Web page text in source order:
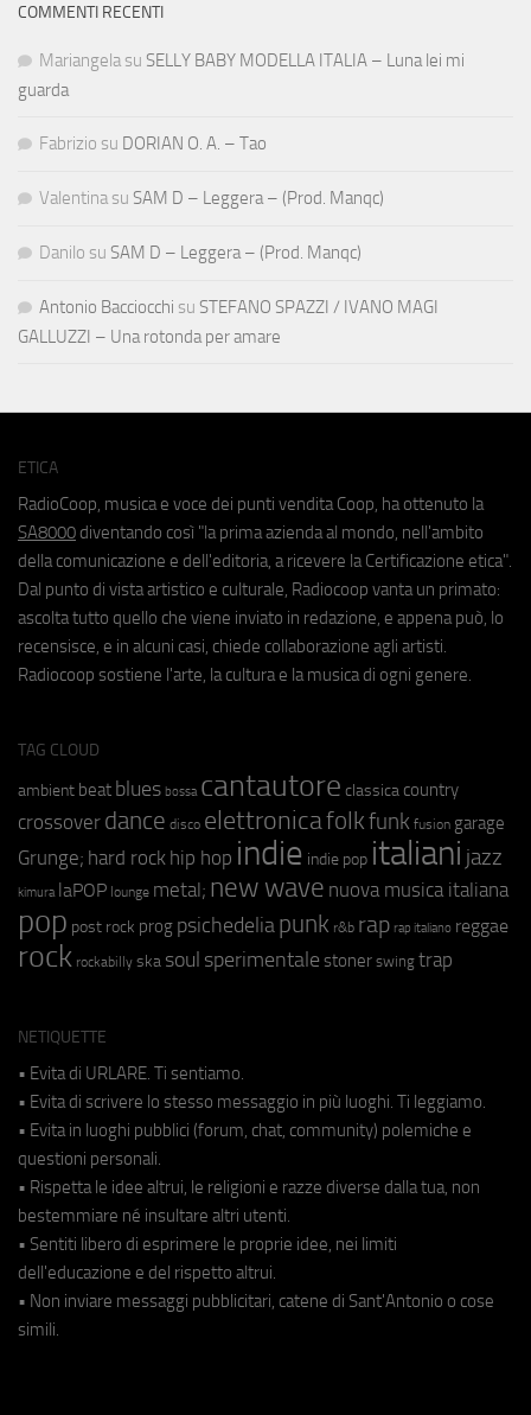
COMMENTI RECENTI
Mariangela su SELLY BABY MODELLA ITALIA – Luna lei mi
guarda
Fabrizio su DORIAN O. A. – Tao
Valentina su SAM D – Leggera – (Prod. Manqc)
Danilo su SAM D – Leggera – (Prod. Manqc)
Antonio Bacciocchi su STEFANO SPAZZI / IVANO MAGI
GALLUZZI – Una rotonda per amare
ETICA
RadioCoop, musica e voce dei punti vendita Coop, ha ottenuto la
SA8000 diventando così "la prima azienda al mondo, nell'ambito
della comunicazione e dell'editoria, a ricevere la Certificazione etica".
Dal punto di vista artistico e culturale, Radiocoop vanta un primato:
ascolta tutto quello che viene inviato in redazione, e appena può, lo
recensisce, e in alcuni casi, chiede collaborazione agli artisti.
Radiocoop sostiene l'arte, la cultura e la musica di ogni genere.
TAG CLOUD
ambient beat blues bossa cantautore classica country
crossover dance disco elettronicafolkfunk fusion garage
Grunge; hard rock hip hop indie indie pop italiani jazz
kimura laPOP lounge metal; new wave nuova musica italiana
pop post rock prog psichedeliapunk r&b rap rap italiano reggae
rock rockabilly ska soul sperimentale stoner swing trap
NETIQUETTE
• Evita di URLARE. Ti sentiamo.
• Evita di scrivere lo stesso messaggio in più luoghi. Ti leggiamo.
• Evita in luoghi pubblici (forum, chat, community) polemiche e
questioni personali.
• Rispetta le idee altrui, le religioni e razze diverse dalla tua, non
bestemmiare né insultare altri utenti.
• Sentiti libero di esprimere le proprie idee, nei limiti
dell'educazione e del rispetto altrui.
• Non inviare messaggi pubblicitari, catene di Sant'Antonio o cose
simili.